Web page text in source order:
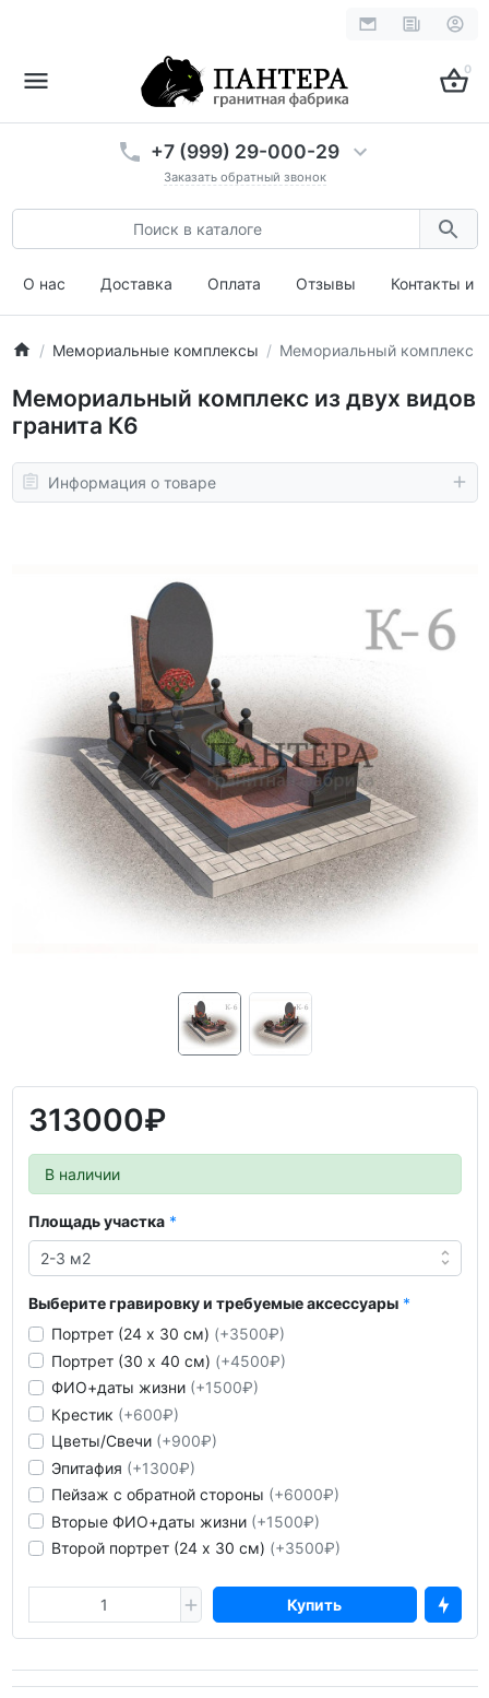
0
+7 (999) 29-000-29
Заказать обратный звонок
О нас Доставка Оплата Отзывы Контакты и
Мемориальные комплексы Мемориальный комплекс
Мемориальный комплекс из двух видов
гранита К6
Информация о товаре
313000₽
В наличии
Площадь участка
Выберите гравировку и требуемые аксессуары
Портрет (24 х 30 см) (+3500₽)
Портрет (30 х 40 см) (+4500₽)
ФИО+даты жизни (+1500₽)
Крестик (+600₽)
Цветы/Свечи (+900₽)
Эпитафия (+1300₽)
Пейзаж с обратной стороны (+6000₽)
Вторые ФИО+даты жизни (+1500₽)
Второй портрет (24 х 30 см) (+3500₽)
Купить